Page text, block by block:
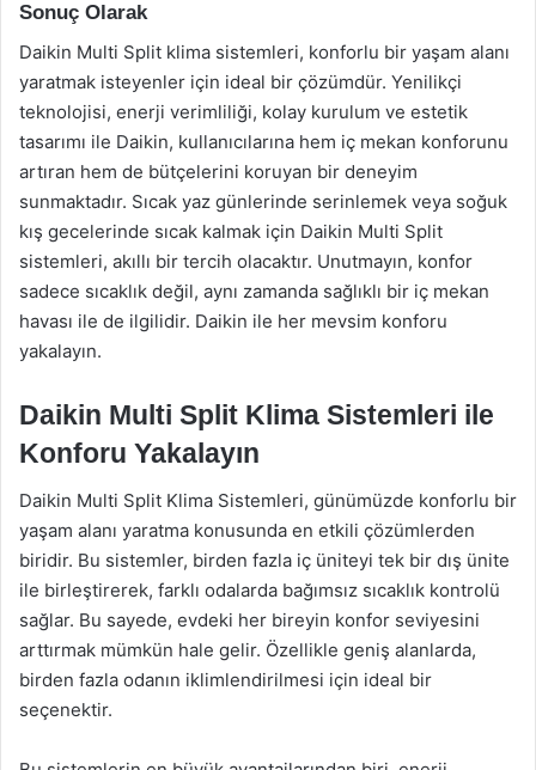
Sonuç Olarak
Daikin Multi Split klima sistemleri, konforlu bir yaşam alanı
yaratmak isteyenler için ideal bir çözümdür. Yenilikçi
teknolojisi, enerji verimliliği, kolay kurulum ve estetik
tasarımı ile Daikin, kullanıcılarına hem iç mekan konforunu
artıran hem de bütçelerini koruyan bir deneyim
sunmaktadır. Sıcak yaz günlerinde serinlemek veya soğuk
kış gecelerinde sıcak kalmak için Daikin Multi Split
sistemleri, akıllı bir tercih olacaktır. Unutmayın, konfor
sadece sıcaklık değil, aynı zamanda sağlıklı bir iç mekan
havası ile de ilgilidir. Daikin ile her mevsim konforu
yakalayın.
Daikin Multi Split Klima Sistemleri ile
Konforu Yakalayın
Daikin Multi Split Klima Sistemleri, günümüzde konforlu bir
yaşam alanı yaratma konusunda en etkili çözümlerden
biridir. Bu sistemler, birden fazla iç üniteyi tek bir dış ünite
ile birleştirerek, farklı odalarda bağımsız sıcaklık kontrolü
sağlar. Bu sayede, evdeki her bireyin konfor seviyesini
arttırmak mümkün hale gelir. Özellikle geniş alanlarda,
birden fazla odanın iklimlendirilmesi için ideal bir
seçenektir.